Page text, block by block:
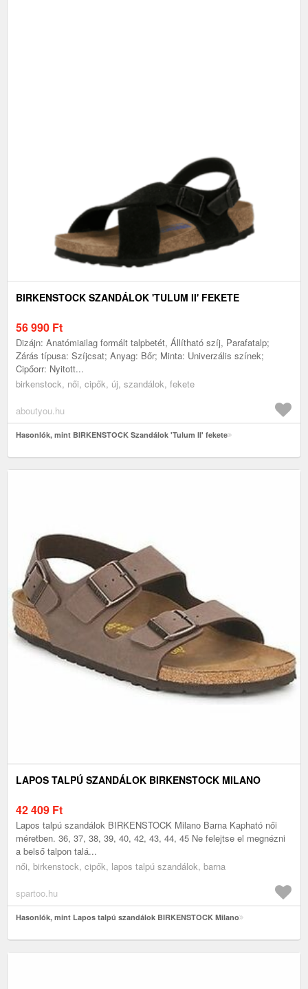
BIRKENSTOCK SZANDÁLOK 'TULUM II' FEKETE
56 990 Ft
Dizájn: Anatómiailag formált talpbetét, Állítható szíj, Parafatalp;
Zárás típusa: Szíjcsat; Anyag: Bőr; Minta: Univerzális színek;
Cipőorr: Nyitott...
birkenstock, női, cipők, új, szandálok, fekete
aboutyou.hu
Hasonlók, mint BIRKENSTOCK Szandálok 'Tulum II' fekete
LAPOS TALPÚ SZANDÁLOK BIRKENSTOCK MILANO
42 409 Ft
Lapos talpú szandálok BIRKENSTOCK Milano Barna Kapható női
méretben. 36, 37, 38, 39, 40, 42, 43, 44, 45 Ne felejtse el megnézni
a belső talpon talá...
női, birkenstock, cipők, lapos talpú szandálok, barna
spartoo.hu
Hasonlók, mint Lapos talpú szandálok BIRKENSTOCK Milano